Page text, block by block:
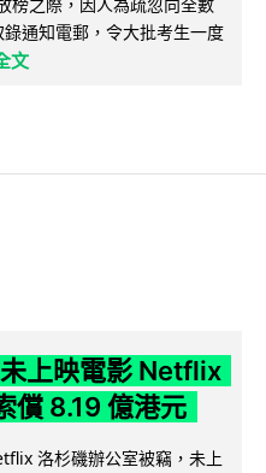
通知電郵，令大批考生一度
文
上映電影 Netflix
償 8.19 億港元
洛杉磯辦公室被竊，未上